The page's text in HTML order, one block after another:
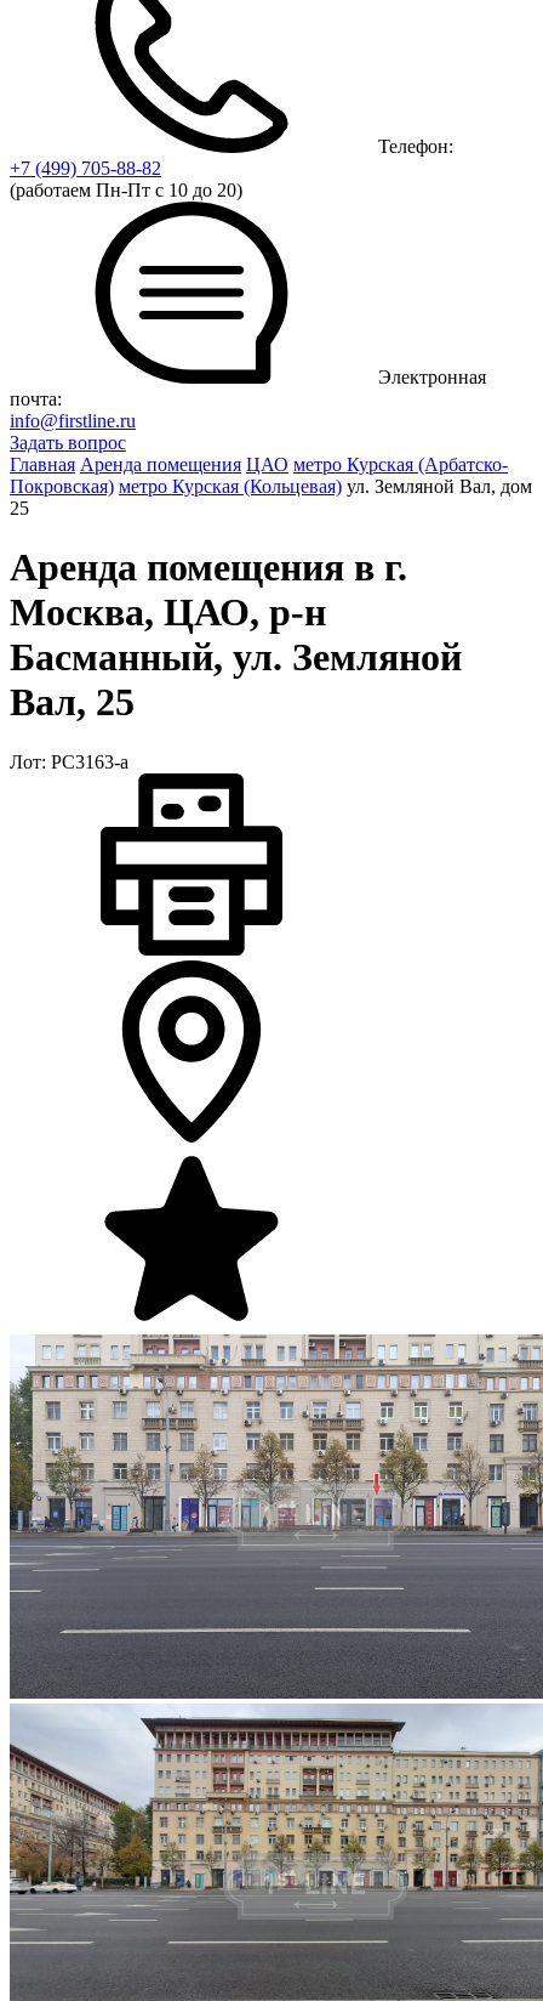
Телефон:
+7 (499) 705-88-82
(работаем Пн-Пт с 10 до 20)
Электронная
почта:
info@firstline.ru
Задать вопрос
Главная Аренда помещения ЦАО метро Курская (Арбатско-
Покровская) метро Курская (Кольцевая) ул. Земляной Вал, дом
25
Аренда помещения в г.
Москва, ЦАО, р-н
Басманный, ул. Земляной
Вал, 25
Лот: РС3163-a